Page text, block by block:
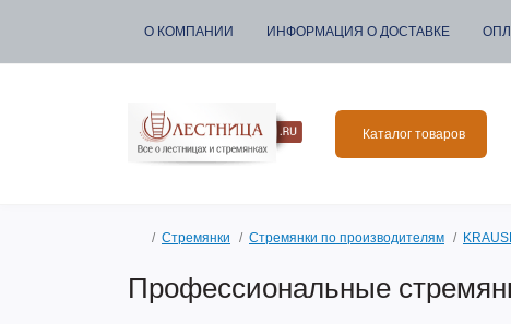
О КОМПАНИИ ИНФОРМАЦИЯ О ДОСТАВКЕ
Каталог товаров
Стремянки Стремянки по производителям
Профессиональные